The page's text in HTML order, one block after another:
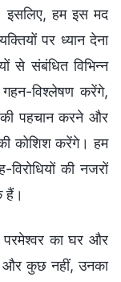
इसलिए, हम इस मद
पर ध्यान देना
से संबंधित विभिन्न
विश्लेषण करेंगे,
की पहचान करने और
कोशिश करेंगे। हम
की नजरों
हैं।
परमेश्वर का घर और
और कुछ नहीं, उनका